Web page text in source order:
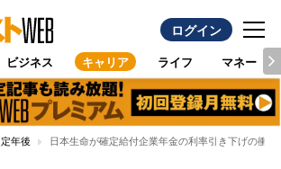
ログイン
ビジネス キャリア ライフ マネー
定年後 日本生命が確定給付企業年金の利率引き下げの衝